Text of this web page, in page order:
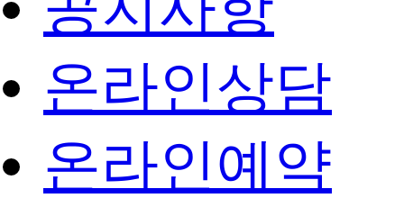
온라인상담
온라인예약